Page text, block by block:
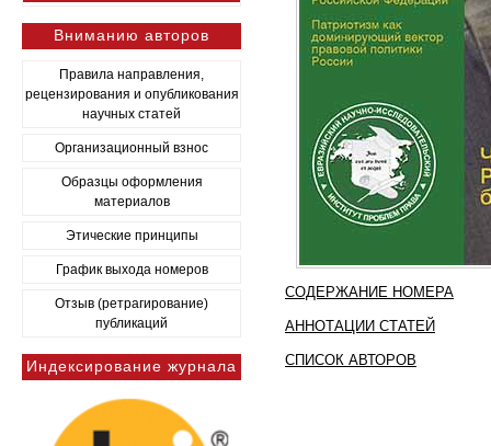
Вниманию авторов
Правила направления,
рецензирования и опубликования
научных статей
Организационный взнос
Образцы оформления
материалов
Этические принципы
График выхода номеров
Отзыв (ретрагирование)
публикаций
Индексирование журнала
СОДЕРЖАНИЕ НОМЕРА
АННОТАЦИИ СТАТЕЙ
СПИСОК АВТОРОВ